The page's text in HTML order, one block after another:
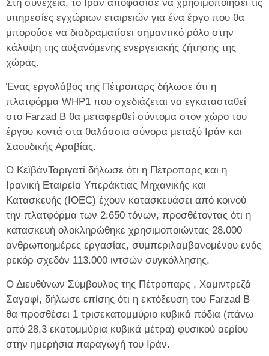
Στη συνέχεια, το Ιράν αποφάσισε να χρησιμοποιήσει τις
υπηρεσίες εγχώριων εταιρειών για ένα έργο που θα
μπορούσε να διαδραματίσει σημαντικό ρόλο στην
κάλυψη της αυξανόμενης ενεργειακής ζήτησης της
χώρας.
Ένας εργολάβος της Πέτροπαρς δήλωσε ότι η
πλατφόρμα WHP1 που σχεδιάζεται να εγκατασταθεί
στο Farzad B θα μεταφερθεί σύντομα στον χώρο του
έργου κοντά στα θαλάσσια σύνορα μεταξύ Ιράν και
Σαουδικής Αραβίας.
Ο ΚεϊβάνΤαριγατί δήλωσε ότι η Πέτροπαρς και η
Ιρανική Εταιρεία Υπεράκτιας Μηχανικής και
Κατασκευής (IOEC) έχουν κατασκευάσει από κοινού
την πλατφόρμα των 2.650 τόνων, προσθέτοντας ότι η
κατασκευή ολοκληρώθηκε χρησιμοποιώντας 28.000
ανθρωποημέρες εργασίας, συμπεριλαμβανομένου ενός
ρεκόρ σχεδόν 113.000 ιντσών συγκόλλησης.
Ο Διευθύνων Σύμβουλος της Πέτροπαρς , Χαμιντρεζά
Σαγαφί, δήλωσε επίσης ότι η εκτόξευση του Farzad B
θα προσθέσει 1 τρισεκατομμύριο κυβικά πόδια (πάνω
από 28,3 εκατομμύρια κυβικά μέτρα) φυσικού αερίου
στην ημερήσια παραγωγή του Ιράν.